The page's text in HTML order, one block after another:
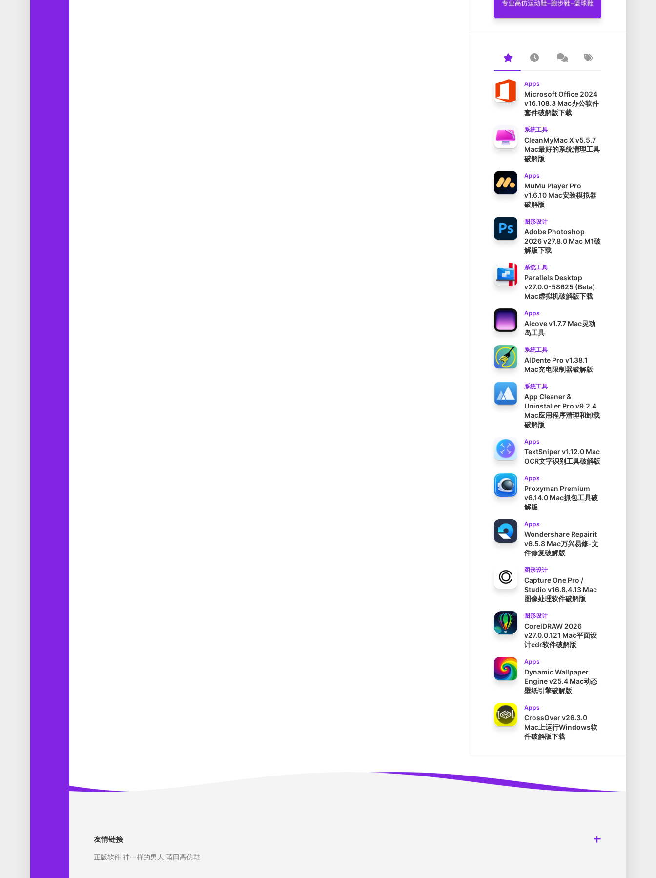
Apps
Microsoft Office 2024
v16.108.3 Mac办公软件
套件破解版下载
系统工具
CleanMyMac X v5.5.7
Mac最好的系统清理工具
破解版
Apps
MuMu Player Pro
v1.6.10 Mac安装模拟器
破解版
图形设计
Adobe Photoshop
2026 v27.8.0 Mac M1破
解版下载
系统工具
Parallels Desktop
v27.0.0-58625 (Beta)
Mac虚拟机破解版下载
Apps
Alcove v1.7.7 Mac灵动
岛工具
系统工具
AlDente Pro v1.38.1
Mac充电限制器破解版
系统工具
App Cleaner &
Uninstaller Pro v9.2.4
Mac应用程序清理和卸载
破解版
Apps
TextSniper v1.12.0 Mac
OCR文字识别工具破解版
Apps
Proxyman Premium
v6.14.0 Mac抓包工具破
解版
Apps
Wondershare Repairit
v6.5.8 Mac万兴易修-文
件修复破解版
图形设计
Capture One Pro /
Studio v16.8.4.13 Mac
图像处理软件破解版
图形设计
CorelDRAW 2026
v27.0.0.121 Mac平面设
计cdr软件破解版
Apps
Dynamic Wallpaper
Engine v25.4 Mac动态
壁纸引擎破解版
Apps
CrossOver v26.3.0
Mac上运行Windows软
件破解版下载
友情链接
正版软件 神一样的男人 莆田高仿鞋